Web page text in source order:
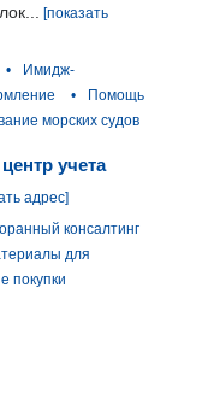
[показать
•
Имидж-
•
Помощь
морских судов
учета
адрес]
консалтинг
для
покупки